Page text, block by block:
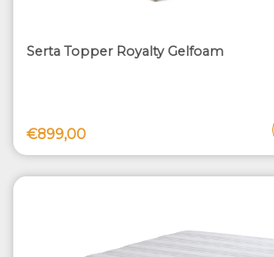
Serta Topper Royalty Gelfoam
€899,00